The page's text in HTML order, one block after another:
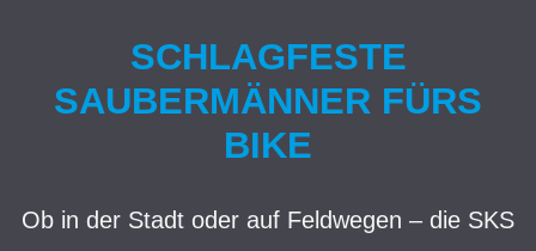
SCHLAGFESTE
SAUBERMÄNNER FÜRS
BIKE
Ob in der Stadt oder auf Feldwegen – die SKS